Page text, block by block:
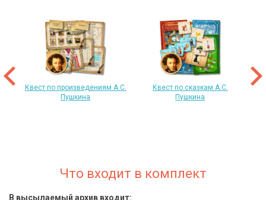
Квест по произведениям А.С.
Пушкина
Квест по сказкам А.С.
Пушкина
Что входит в комплект
В высылаемый архив входит: